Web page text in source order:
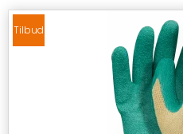
Tilbud